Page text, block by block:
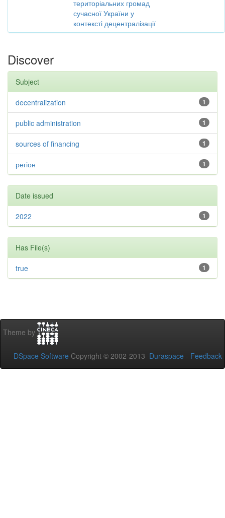
територіальних громад
сучасної України у
контексті децентралізації
Discover
Subject
1
decentralization
1
public administration
1
sources of financing
1
регіон
Date issued
1
2022
Has File(s)
1
true
Theme by
DSpace Software Copyright © 2002-2013 Duraspace - Feedback